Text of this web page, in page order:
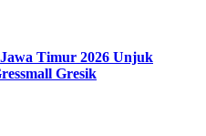
Timur 2026 Unjuk
Gresik